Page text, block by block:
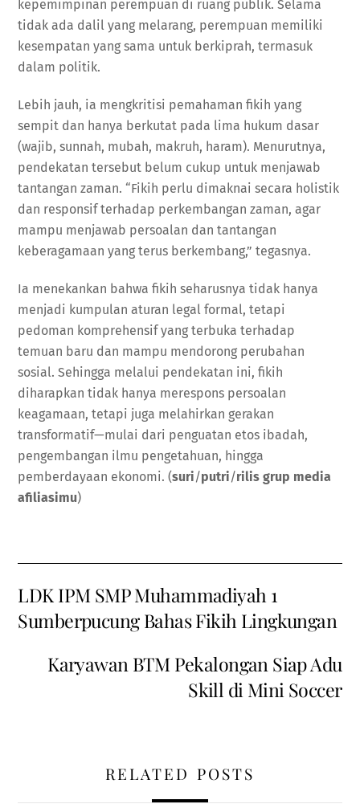
kepemimpinan perempuan di ruang publik. Selama
tidak ada dalil yang melarang, perempuan memiliki
kesempatan yang sama untuk berkiprah, termasuk
dalam politik.
Lebih jauh, ia mengkritisi pemahaman fikih yang
sempit dan hanya berkutat pada lima hukum dasar
(wajib, sunnah, mubah, makruh, haram). Menurutnya,
pendekatan tersebut belum cukup untuk menjawab
tantangan zaman. “Fikih perlu dimaknai secara holistik
dan responsif terhadap perkembangan zaman, agar
mampu menjawab persoalan dan tantangan
keberagamaan yang terus berkembang,” tegasnya.
Ia menekankan bahwa fikih seharusnya tidak hanya
menjadi kumpulan aturan legal formal, tetapi
pedoman komprehensif yang terbuka terhadap
temuan baru dan mampu mendorong perubahan
sosial. Sehingga melalui pendekatan ini, fikih
diharapkan tidak hanya merespons persoalan
keagamaan, tetapi juga melahirkan gerakan
transformatif—mulai dari penguatan etos ibadah,
pengembangan ilmu pengetahuan, hingga
pemberdayaan ekonomi. (suri/putri/rilis grup media
afiliasimu)
LDK IPM SMP Muhammadiyah 1
Sumberpucung Bahas Fikih Lingkungan
Karyawan BTM Pekalongan Siap Adu
Skill di Mini Soccer
RELATED POSTS